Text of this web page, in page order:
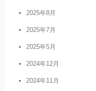
2025年8月
2025年7月
2025年5月
2024年12月
2024年11月